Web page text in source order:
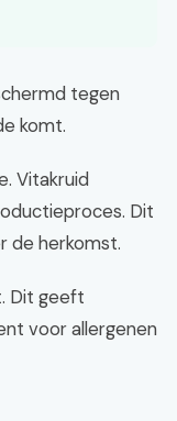
tegen
komt.
Vitakruid
Dit
de herkomst.
Dit geeft
voor allergenen